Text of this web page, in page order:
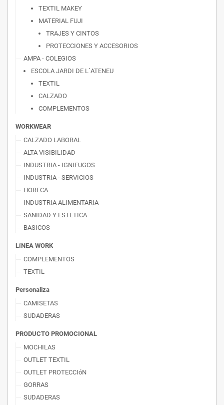
TEXTIL MAKEY
MATERIAL FUJI
TRAJES Y CINTOS
PROTECCIONES Y ACCESORIOS
AMPA - COLEGIOS
ESCOLA JARDI DE L´ATENEU
TEXTIL
CALZADO
COMPLEMENTOS
WORKWEAR
CALZADO LABORAL
ALTA VISIBILIDAD
INDUSTRIA - IGNIFUGOS
INDUSTRIA - SERVICIOS
HORECA
INDUSTRIA ALIMENTARIA
SANIDAD Y ESTETICA
BASICOS
LíNEA WORK
COMPLEMENTOS
TEXTIL
Personaliza
CAMISETAS
SUDADERAS
PRODUCTO PROMOCIONAL
MOCHILAS
OUTLET TEXTIL
OUTLET PROTECCIóN
GORRAS
SUDADERAS